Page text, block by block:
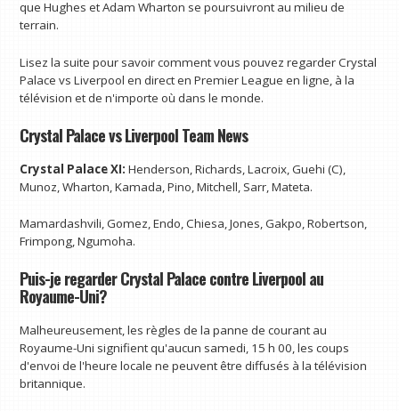
que Hughes et Adam Wharton se poursuivront au milieu de
terrain.
Lisez la suite pour savoir comment vous pouvez regarder Crystal
Palace vs Liverpool en direct en Premier League en ligne, à la
télévision et de n'importe où dans le monde.
Crystal Palace vs Liverpool Team News
Crystal Palace XI:Henderson, Richards, Lacroix, Guehi (C),
Munoz, Wharton, Kamada, Pino, Mitchell, Sarr, Mateta.
Mamardashvili, Gomez, Endo, Chiesa, Jones, Gakpo, Robertson,
Frimpong, Ngumoha.
Puis-je regarder Crystal Palace contre Liverpool au
Royaume-Uni?
Malheureusement, les règles de la panne de courant au
Royaume-Uni signifient qu'aucun samedi, 15 h 00, les coups
d'envoi de l'heure locale ne peuvent être diffusés à la télévision
britannique.